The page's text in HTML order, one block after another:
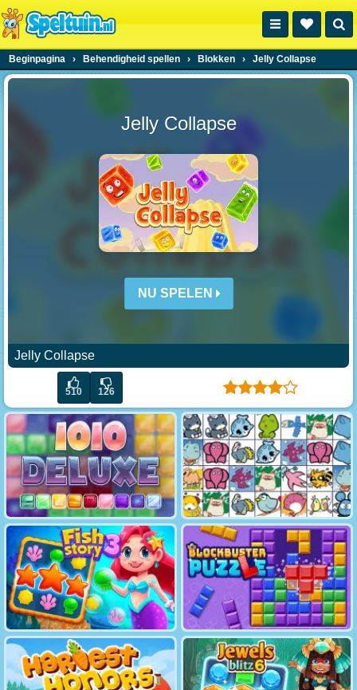
Beginpagina › Behendigheid spellen › Blokken › Jelly Collapse
Jelly Collapse
NU SPELEN
Jelly Collapse
510 126